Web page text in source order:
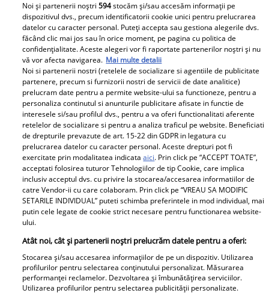
Cabral rupe tăcerea după
divorțul de Andreea Ibacka. „Nu
mi-a convenit să spun asta cu
voce tare. M-a afectat”
Elle
O mai ții minte pe Janine Sârbu?
Cum arată și cu ce se ocupă
acum fosta soție a lui Adrian
Sârbu și unul dintre cele mai
Noi și partenerii noștri594stocăm și/sau accesăm informații pe
dispozitivul dvs., precum identificatorii cookie unici pentru prelucrarea
datelor cu caracter personal. Puteți accepta sau gestiona alegerile dvs.
făcând clic mai jos sau în orice moment, pe pagina cu politica de
confidențialitate. Aceste alegeri vor fi raportate partenerilor noștri și nu
vă vor afecta navigarea. Mai multe detalii
Noi si partenerii nostri (retelele de socializare si agentiile de publicitate
partenere, precum si furnizorii nostri de servicii de date analitice)
prelucram date pentru a permite website-ului sa functioneze, pentru a
personaliza continutul si anunturile publicitare afisate in functie de
interesele si/sau profilul dvs., pentru a va oferi functionalitati aferente
retelelor de socializare si pentru a analiza traficul pe website. Beneficiati
de drepturile prevazute de art. 15-22 din GDPR in legatura cu
prelucrarea datelor cu caracter personal. Aceste drepturi pot fi
exercitate prin modalitatea indicataaici. Prin click pe “ACCEPT TOATE”,
acceptati folosirea tuturor Tehnologiilor de tip Cookie, care implica
inclusiv acceptul dvs. cu privire la stocarea/accesarea informatiilor de
catre Vendor-ii cu care colaboram. Prin click pe “VREAU SA MODIFIC
SETARILE INDIVIDUAL” puteti schimba preferintele in mod individual, mai
putin cele legate de cookie strict necesare pentru functionarea website-
ului.
Atât noi, cât și partenerii noștri prelucrăm datele pentru a oferi:
Stocarea și/sau accesarea informațiilor de pe un dispozitiv. Utilizarea
profilurilor pentru selectarea conținutului personalizat. Măsurarea
performanței reclamelor. Dezvoltarea și îmbunătățirea serviciilor.
Utilizarea profilurilor pentru selectarea publicității personalizate.